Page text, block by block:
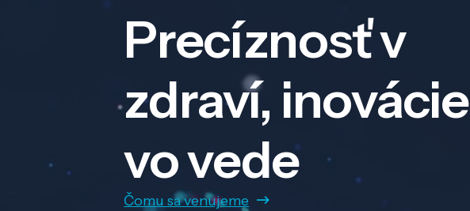
Precíznosť v
zdraví, inovácie
vo vede
Čomu sa venujeme